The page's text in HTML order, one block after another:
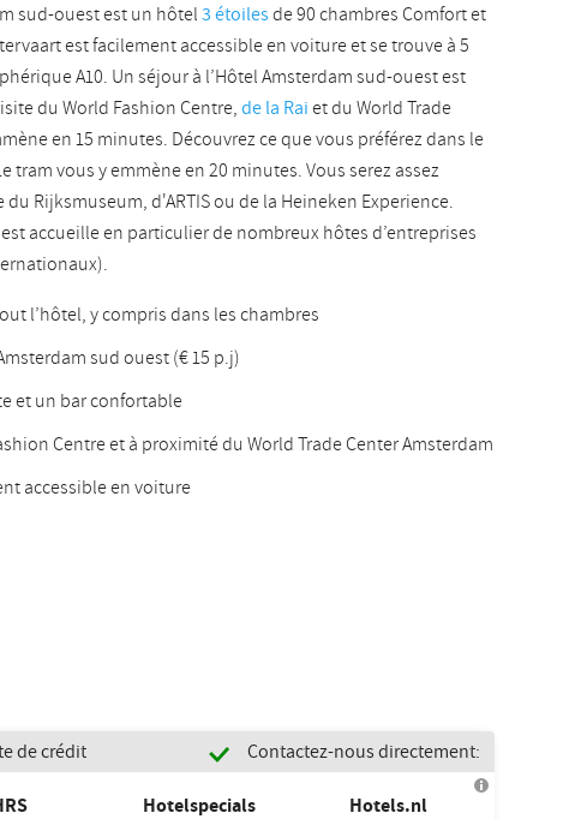
Slovak
sud-ouest est un hôtel3 étoilesde 90 chambres Comfort et
est facilement accessible en voiture et se trouve à 5
A10. Un séjour à l’Hôtel Amsterdam sud-ouest est
du World Fashion Centre,de la Raiet du World Trade
en 15 minutes. Découvrez ce que vous préférez dans le
tram vous y emmène en 20 minutes. Vous serez assez
Rijksmuseum, d'ARTIS ou de la Heineken Experience.
accueille en particulier de nombreux hôtes d’entreprises
l’hôtel, y compris dans les chambres
sud ouest (€ 15 p.j)
et un bar confortable
Centre et à proximité du World Trade Center Amsterdam
accessible en voiture
de crédit Contactez-nous directement:
Hotelspecials Hotels.nl